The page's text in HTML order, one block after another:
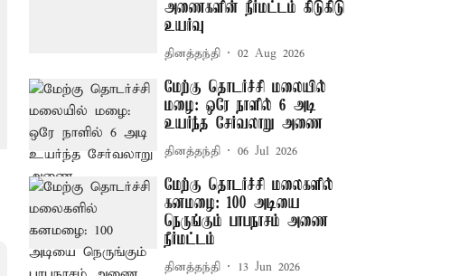
அணைகளின் நீர்மட்டம் கிடுகிடு
உயர்வு
தினத்தந்தி 02 Aug 2026
மேற்கு தொடர்ச்சி மலையில்
மழை: ஒரே நாளில் 6 அடி
உயர்ந்த சேர்வலாறு அணை
தினத்தந்தி 06 Jul 2026
மேற்கு தொடர்ச்சி மலைகளில்
கனமழை: 100 அடியை
நெருங்கும் பாபநாசம் அணை
நீர்மட்டம்
தினத்தந்தி 13 Jun 2026